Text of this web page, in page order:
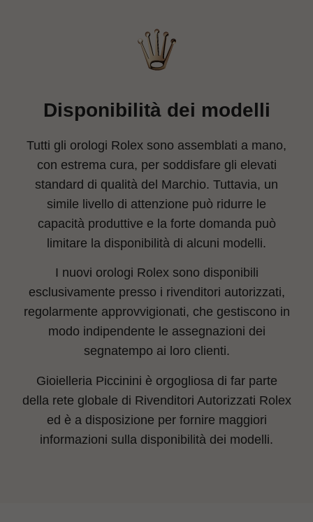
Disponibilità dei modelli
Tutti gli orologi Rolex sono assemblati a mano,
con estrema cura, per soddisfare gli elevati
standard di qualità del Marchio. Tuttavia, un
simile livello di attenzione può ridurre le
capacità produttive e la forte domanda può
limitare la disponibilità di alcuni modelli.
I nuovi orologi Rolex sono disponibili
esclusivamente presso i rivenditori autorizzati,
regolarmente approvvigionati, che gestiscono in
modo indipendente le assegnazioni dei
segnatempo ai loro clienti.
Gioielleria Piccinini è orgogliosa di far parte
della rete globale di Rivenditori Autorizzati Rolex
ed è a disposizione per fornire maggiori
informazioni sulla disponibilità dei modelli.